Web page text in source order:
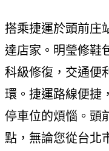
搭乘捷運於頭前庄
達店家。明瑩修鞋
科級修復，交通便
環。捷運路線便捷
停車位的煩惱。頭
點，無論您從台北